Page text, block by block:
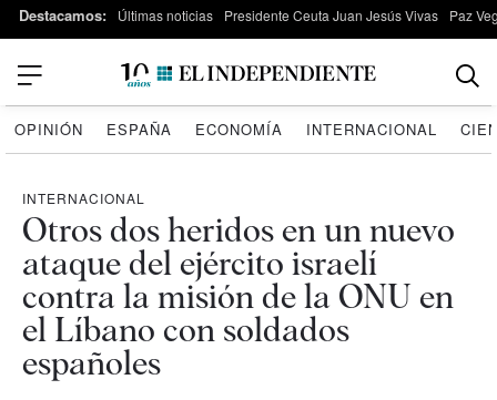
Destacamos: Últimas noticias Presidente Ceuta Juan Jesús Vivas Paz
OPINIÓN ESPAÑA ECONOMÍA INTERNACIONAL
INTERNACIONAL
Otros dos heridos en un nuevo
ataque del ejército israelí
contra la misión de la ONU en
el Líbano con soldados
españoles